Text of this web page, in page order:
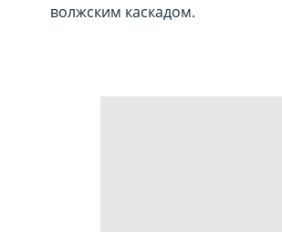
волжским каскадом.